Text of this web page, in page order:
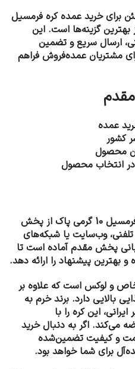
برای خرید عمده کره فرمسیل
بهترین گزینه‌ها است. این
ارسال سریع و تضمین
مشتریان عمده‌فروش فراهم
عمده
کشور
محصول
انتخاب محصول
برای سفارش عمده کره حیوانی فرمسیل 10 گرمی پاک از پخش
وب‌سایت یا شبکه‌های
پخش مقدم آماده است تا
بهترین پیشنهاد را ارائه دهد.
و لوکس است که علاوه بر
بالایی دارد. برند خرم به
این کره را با
می‌کند. اگر به دنبال خرید
و کیفیت تضمین‌شده
برای شما خواهد بود.